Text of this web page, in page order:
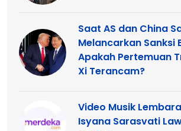
Saat AS dan China
Melancarkan Sanksi
Apakah Pertemuan
Xi Terancam?
Video Musik
Isyana Sarasvati